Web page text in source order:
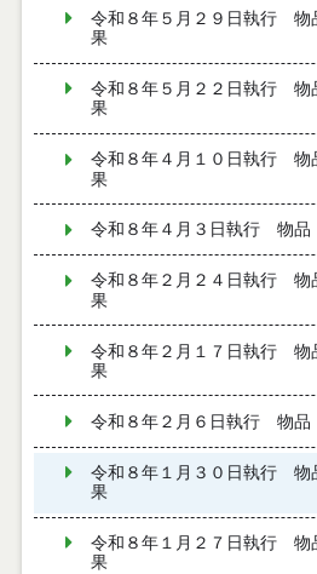
令和８年５月２９日執行 物
果
令和８年５月２２日執行 物
果
令和８年４月１０日執行 物
果
令和８年４月３日執行 物品
令和８年２月２４日執行 物
果
令和８年２月１７日執行 物
果
令和８年２月６日執行 物品
令和８年１月３０日執行 物
果
令和８年１月２７日執行 物
果